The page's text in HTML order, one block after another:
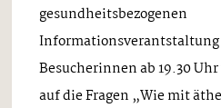
gesundheitsbezogenen
Besucherinnen ab 19.30
auf die Fragen „Wie mit